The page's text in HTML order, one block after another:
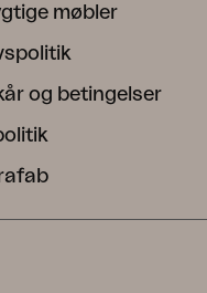
møbler
og betingelser